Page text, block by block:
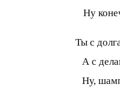
Ну
Ты с
А с
Ну,